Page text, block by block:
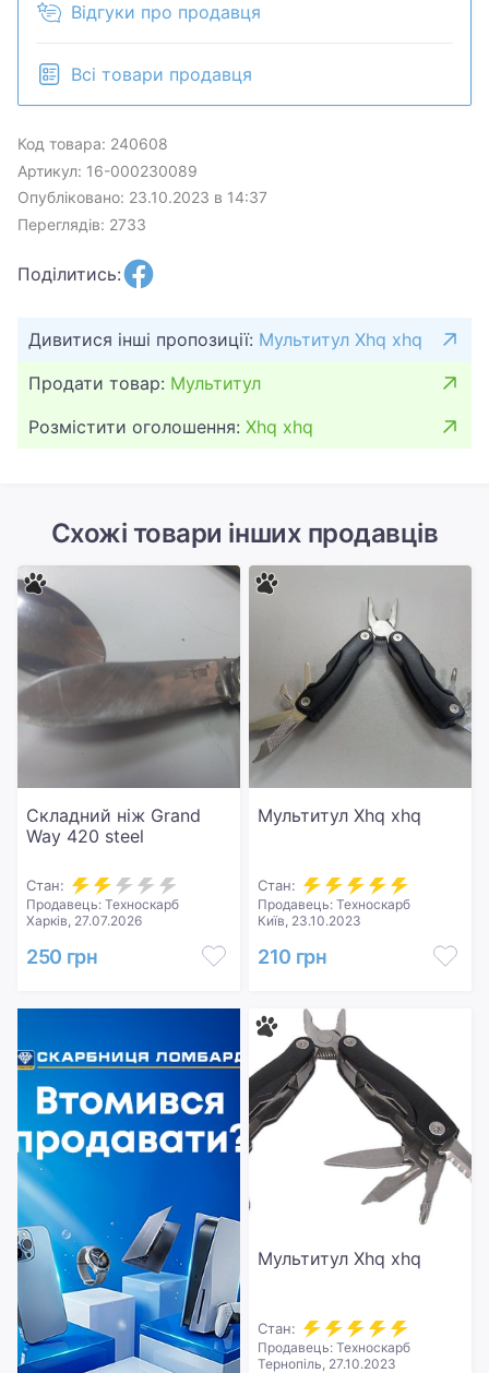
Відгуки про продавця
Всі товари продавця
Код товара: 240608
Артикул: 16-000230089
Опубліковано: 23.10.2023 в 14:37
Переглядів: 2733
Поділитись:
Дивитися інші пропозиції: Мультитул Xhq xhq
Продати товар: Мультитул
Розмістити оголошення: Xhq xhq
Схожі товари інших продавців
Складний ніж Grand
Way 420 steel
Стан:
Продавець: Техноскарб
Харків, 27.07.2026
250 грн
Мультитул Xhq xhq
Стан:
Продавець: Техноскарб
Київ, 23.10.2023
210 грн
Мультитул Xhq xhq
Стан:
Продавець: Техноскарб
Тернопіль, 27.10.2023